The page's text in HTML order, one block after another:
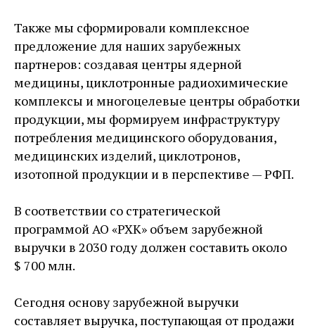
Также мы сформировали комплексное
предложение для наших зарубежных
партнеров: создавая центры ядерной
медицины, циклотронные радиохимические
комплексы и многоцелевые центры обработки
продукции, мы формируем инфраструктуру
потребления медицинского оборудования,
медицинских изделий, циклотронов,
изотопной продукции и в перспективе — РФП.
В соответствии со стратегической
программой АО «РХК» объем зарубежной
выручки в 2030 году должен составить около
$ 700 млн.
Сегодня основу зарубежной выручки
составляет выручка, поступающая от продажи